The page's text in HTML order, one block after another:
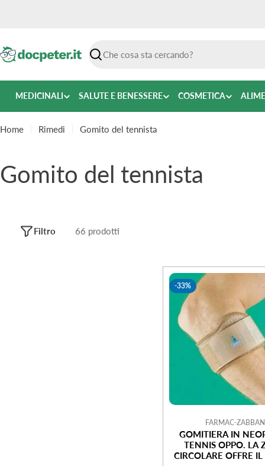
Ricerca
MEDICINALI SALUTE E BENESSERE COSMETICA
Home Rimedi Gomito del tennista
C
Gomito del tennista
66 prodotti
Filtro
-33%
FARMAC-ZABBAN
GOMITIERA IN
TENNIS OPPO. LA
CIRCOLARE OFFRE